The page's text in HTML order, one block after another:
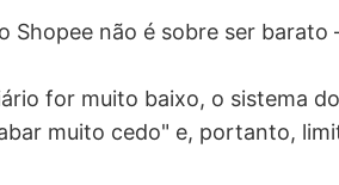
Shopee não é sobre ser
for muito baixo, o sistema
muito cedo" e, portanto,